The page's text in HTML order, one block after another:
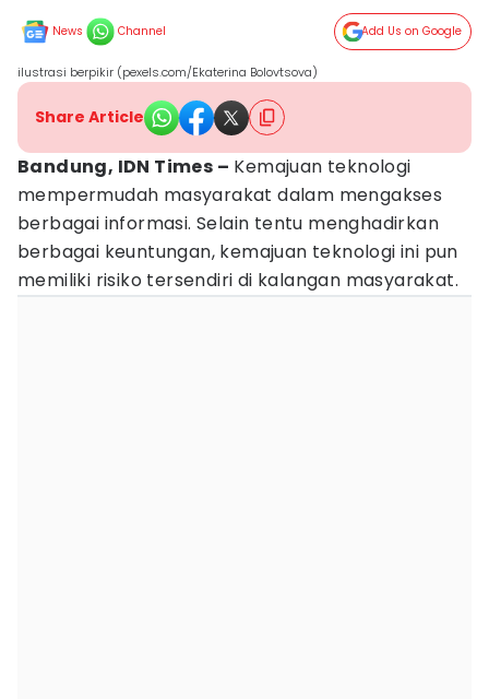
News Channel Add Us on Google
ilustrasi berpikir (pexels.com/Ekaterina Bolovtsova)
Share Article
Bandung, IDN Times – Kemajuan teknologi
mempermudah masyarakat dalam mengakses
berbagai informasi. Selain tentu menghadirkan
berbagai keuntungan, kemajuan teknologi ini pun
memiliki risiko tersendiri di kalangan masyarakat.